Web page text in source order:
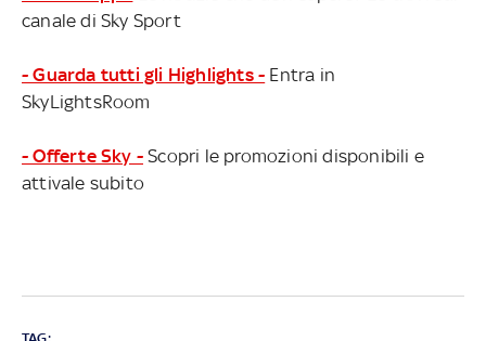
canale di Sky Sport
- Guarda tutti gli Highlights - Entra in
SkyLightsRoom
- Offerte Sky - Scopri le promozioni disponibili e
attivale subito